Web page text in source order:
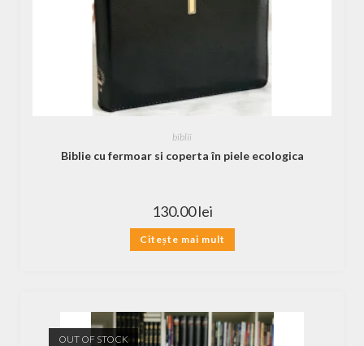
biblii
Biblie cu fermoar si coperta în piele ecologica
130.00lei
Citește mai mult
OUT OF STOCK